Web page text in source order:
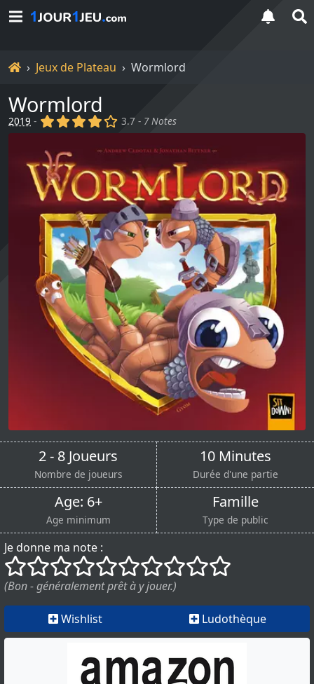
Accueil
Jeux de Plateau Wormlord
Wormlord
2019 - (x) (x) (x) (x) ()
3.7 - 7 Notes
2 - 8 Joueurs
Nombre de joueurs
10 Minutes
Durée d'une partie
Age: 6+
Age minimum
Famille
Type de public
Je donne ma note :
()
() () () () () () () ()
()
(Bon - généralement prêt à y jouer.)
Wishlist Ludothèque